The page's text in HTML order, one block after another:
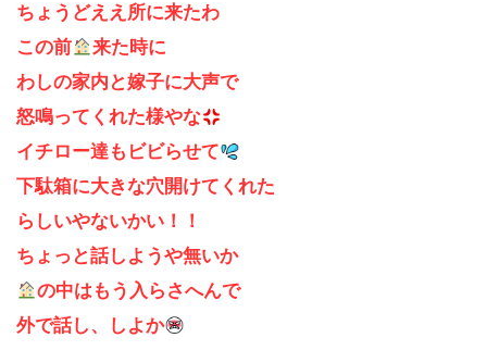
ちょうどええ所に来たわ
この前
来た時に
わしの家内と嫁子に大声で
怒鳴ってくれた様やな
イチロー達もビビらせて
下駄箱に大きな穴開けてくれた
らしいやないかい！！
ちょっと話しようや無いか
の中はもう入らさへんで
外で話し、しよか